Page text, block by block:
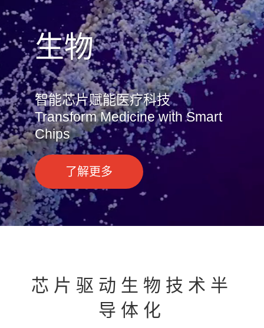
生物
智能芯片赋能医疗科技
Transform Medicine with Smart
Chips
了解更多
芯片驱动生物技术半
导体化